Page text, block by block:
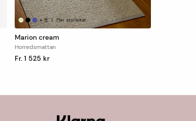
+5 | Fler storlekar
Marion cream
Horredsmattan
Fr. 1 525 kr